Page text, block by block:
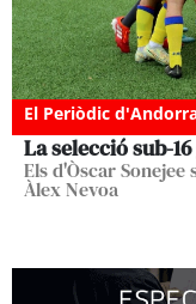
El Periòdic
La selecció sub-
Els d'Òscar Sonejee
Àlex Nevoa